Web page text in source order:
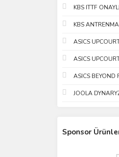
KBS ITTF
KBS
ASICS
ASICS
ASICS
JOOLA
Sponsor